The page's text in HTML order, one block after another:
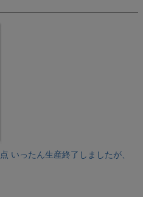
いったん生産終了しましたが、